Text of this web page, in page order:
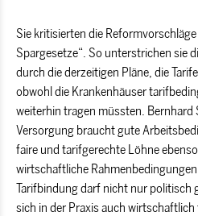
Sie kritisierten die
Spargesetze“. So unterstrichen sie
durch die derzeitigen Pläne, die
obwohl die Krankenhäuser
weiterhin tragen müssten. Bernhard
Versorgung braucht gute
faire und tarifgerechte Löhne
wirtschaftliche
Tarifbindung darf nicht nur politisch
sich in der Praxis auch wirtschaftlich